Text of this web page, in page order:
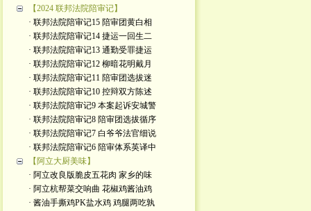
【2024 联邦法院陪审记】
· 联邦法院陪审记15 陪审团黄白相
· 联邦法院陪审记14 捷运一回生二
· 联邦法院陪审记13 通勤受罪捷运
· 联邦法院陪审记12 柳暗花明戴月
· 联邦法院陪审记11 陪审团选拔迷
· 联邦法院陪审记10 控辩双方陈述
· 联邦法院陪审记9 本案起诉安城警
· 联邦法院陪审记8 陪审团选拔循序
· 联邦法院陪审记7 白爷爷法官细说
· 联邦法院陪审记6 陪审体系英译中
【阿立大厨美味】
· 阿立改良版脆皮五花肉 家乡的味
· 阿立杭帮菜交响曲 花椒鸡酱油鸡
· 酱油手撕鸡PK盐水鸡 鸡腿两吃孰